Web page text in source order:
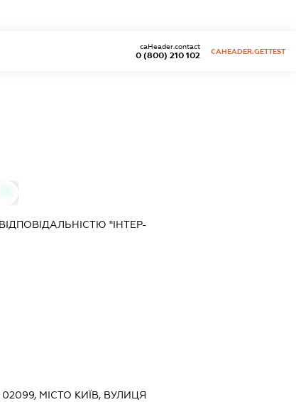
0 (800) 210 102
caHeader.contact
CAHEADER.GETTEST
"ІНТЕР-
02099, МІСТО КИЇВ, ВУЛИЦЯ